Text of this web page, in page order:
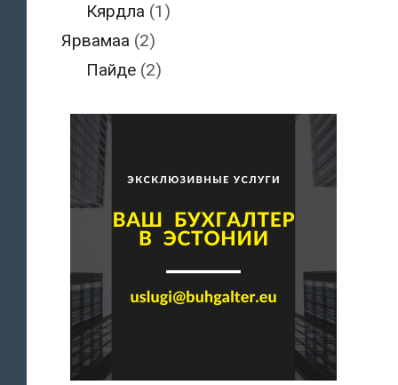
Кярдла (1)
Ярвамаа (2)
Пайде (2)